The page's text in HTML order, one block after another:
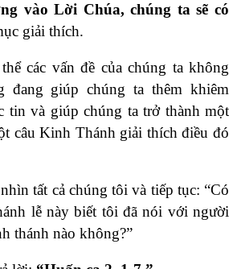
vào Lời Chúa, chúng ta sẽ có
giải thích.
các vấn đề của chúng ta không
đang giúp chúng ta thêm khiêm
tin và giúp chúng ta trở thành một
câu Kinh Thánh giải thích điều đó
tất cả chúng tôi và tiếp tục: “Có
lễ này biết tôi đã nói với người
thánh nào không?”